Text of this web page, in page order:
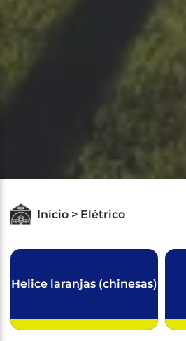
Início > Elétrico
Helice laranjas (chinesas)